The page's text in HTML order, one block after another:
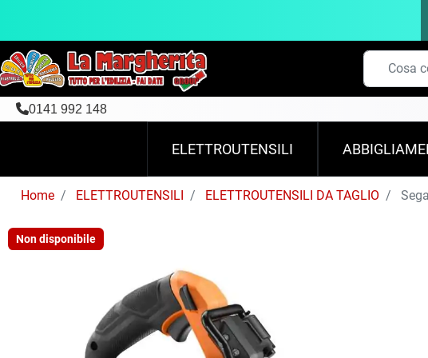
0141 992 148
ELETTROUTENSILI
Home ELETTROUTENSILI ELETTROUTENSILI DA TAGLIO
Non disponibile